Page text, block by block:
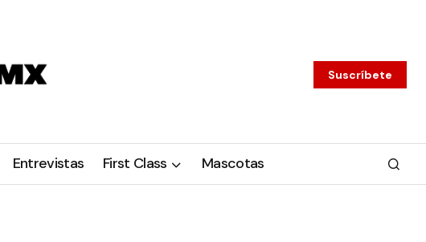
Suscríbete
Entrevistas First Class Mascotas